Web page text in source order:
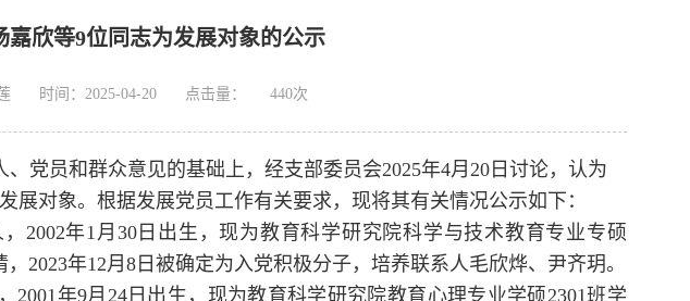
嘉欣等9位同志为发展对象的公示
时间：2025-04-20 点击量： 440次
党员和群众意见的基础上，经支部委员会2025年4月20日讨论，认为
展对象。根据发展党员工作有关要求，现将其有关情况公示如下：
2002年1月30日出生，现为教育科学研究院科学与技术教育专业专硕
2023年12月8日被确定为入党积极分子，培养联系人毛欣烨、尹齐玥。
年9月24日出生，现为教育科学研究院教育心理专业学硕2301班学